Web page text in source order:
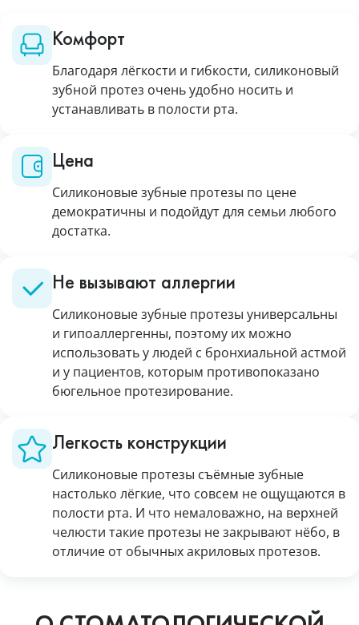
Комфорт
Благодаря лёгкости и гибкости, силиконовый
зубной протез очень удобно носить и
устанавливать в полости рта.
Цена
Силиконовые зубные протезы по цене
демократичны и подойдут для семьи любого
достатка.
Не вызывают аллергии
Силиконовые зубные протезы универсальны
и гипоаллергенны, поэтому их можно
использовать у людей с бронхиальной астмой
и у пациентов, которым противопоказано
бюгельное протезирование.
Легкость конструкции
Силиконовые протезы съёмные зубные
настолько лёгкие, что совсем не ощущаются в
полости рта. И что немаловажно, на верхней
челюсти такие протезы не закрывают нёбо, в
отличие от обычных акриловых протезов.